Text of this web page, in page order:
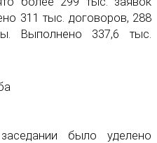
311 тыс. договоров, 288
Выполнено 337,6 тыс.
было уделено